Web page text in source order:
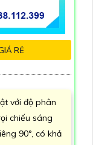
RẺ
với độ phân
chiếu sáng
90°, có khả